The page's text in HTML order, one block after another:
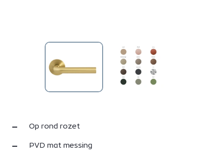
Op rond rozet
PVD mat messing